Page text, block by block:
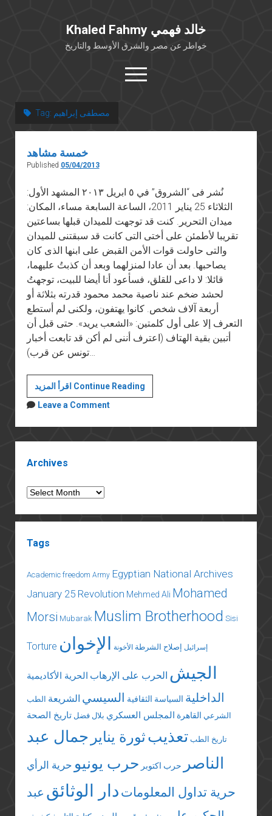
Khaled Fahmy خالد فهمي
خواطر عن مصر والشرق الأوسط والتاريخ
open
menu
بوستات من فيسبوك
مقابلات في الإعلام
Languages
Tag: مصطفى إبراهيم
خمسة مشاهد
Published 05/04/2013
نُشر فى “الشروق” في ٥ ابريل ٢٠١٣ المشهد الأول:
الثلاثاء 25 يناير 2011، الساعة السابعة مساء، المكان:
ميدان التحرير. كنت قد توجهت للميدان قبلها بساعتين
تقريبا لأطمئن على أختى التى كانت قد سبقتنى للميدان
والتى حاولت قوات الأمن القبض على ابنها الذى كان
يصاحبها. بعد أن عادا لمنزلهما وبعد أن كذبتُ عليهما،
قائلا: لا داعى للقلق، فسأعود أنا أيضا للبيت، توجهتُ
لحشد ضخم عند ناصية محمد محمود قدرته بثلاثة أو
أربعة آلاف شخص. كانوا يهتفون، ولكنى لم أستطع
التعرف إلا على أول كلمتين: «الشعب يريد». حتى قبل أن
أتبين بقية الهتاف (اعترف أننى لم أكن قد تابعت أخبار
تونس عن قرب)…
اقرأ المزيد Continue Readingخمسة
مشاهد
Leave a Comment
Archives
Archives
Tags
Academic freedom Army Egyptian National Archives
January 25 Revolution Mehmed Ali Mohamed
Morsi Mubarak Muslim Brotherhood Sisi
Torture إسرائيل إصلاح الشرطة الأخونة الإخوان
الجيش الحرب على الإرهاب الحرية الأكاديمية
الداخلية السياسة الثقافية السيسي الشريعة الطب
الشرعي القاهرة المجلس العسكري بلال فضل تاريخ الصحة
تاريخ الطب تعذيبثورة يناير جمال عبد
الناصر
حرب اكتوبر حرب يونيو حرية الرأي
حرية تداول المعلومات دار الوثائق عبد